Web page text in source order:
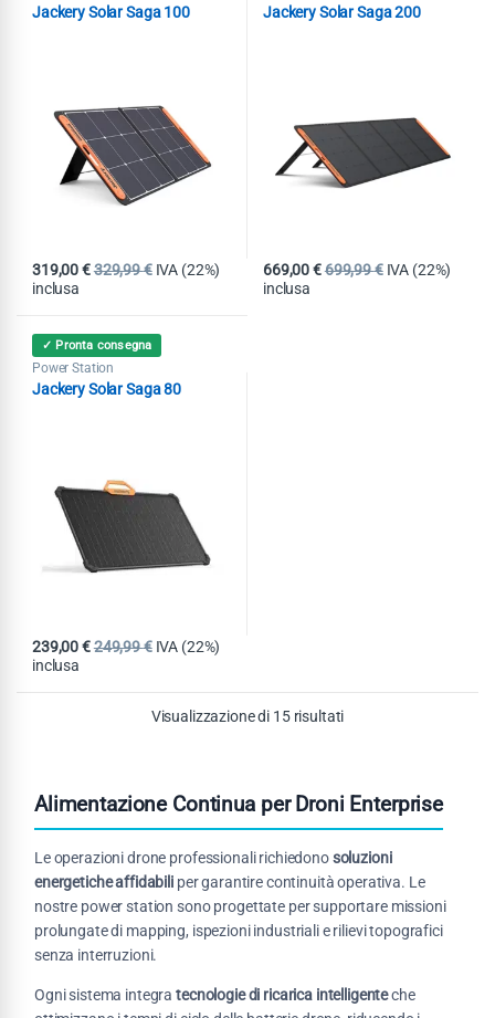
Jackery Solar Saga 100
319,00€329,99€ IVA (22%)
inclusa
Jackery Solar Saga 200
669,00€699,99€ IVA (22%)
inclusa
✓ Pronta consegna
Power Station
Jackery Solar Saga 80
239,00€249,99€ IVA (22%)
inclusa
Visualizzazione di 15 risultati
Alimentazione Continua per Droni Enterprise
Le operazioni drone professionali richiedonosoluzioni
energetiche affidabiliper garantire continuità operativa. Le
nostre power station sono progettate per supportare missioni
prolungate di mapping, ispezioni industriali e rilievi topografici
senza interruzioni.
Ogni sistema integratecnologie di ricarica intelligenteche